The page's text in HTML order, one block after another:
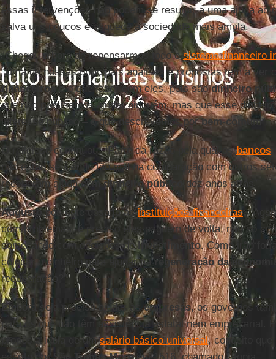
essas intervenções não podem se resumir a uma ajuda ao
salva uns poucos e esquece a sociedade mais ampla.
“Chegou a hora de repensarmos todo osistema financeiro
“Uma de nossas principais análises e propostas tem a ver
financeirose o que fazer com eles, pois sãodinheiro
que não precisamos ajudar ninguém, mas que esse
interesse público – o que descrevemos porbem-comum”.
O religioso continuou: “Parte da razão pela qual osbancos
não estão se saindo tão mal na comparação com outros
receberam ajuda comdinheiro público dez anos atrás”.
Augustopôs este desafio àsinstituições financeiras:
com problemas, é preciso eles paguem de volta, não só
começando com decisões deinvestimento. Como irão
colocar o dinheiro para ajudar naregeneração da
recuperação?”
Embora seja preciso ajudar asempresas, os governos
para os que não têm assistência estatal nem empresarial.
propôs a ideia de umsalário básico universal, conceito que